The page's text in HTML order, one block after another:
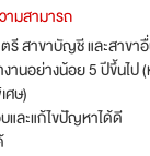
Total Healthcare
Center) ศูนย์จักษุแ
Vision Center) ศูนย์ทัน
อส ยู ภิณ์มธารา เอสเต
มสามารถ
สาขาบัญชี และสาขาอื่
านอย่างน้อย 5 ปีขึ้นไป
ษ)
และแก้ไขปัญหาได้ดี